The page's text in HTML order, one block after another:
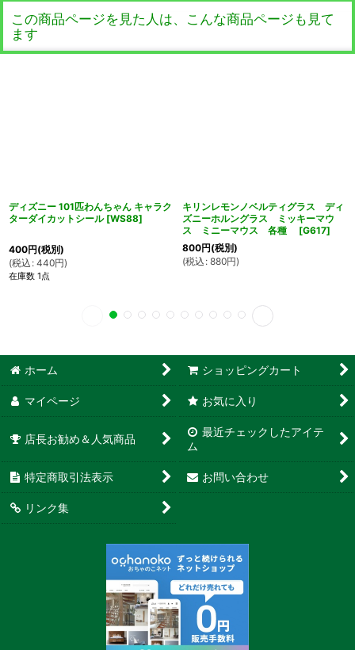
この商品ページを見た人は、こんな商品ページも見て
ます
ディズニー 101匹わんちゃん キャラク
ターダイカットシール [WS88]
400円(税別)
(税込 : 440円)
在庫数 1点
キリンレモンノベルティグラス ディ
ズニーホルングラス ミッキーマウ
ス ミニーマウス 各種
[G617]
800円(税別)
(税込 : 880円)
ホーム ショッピングカート
マイページ お気に入り
店長お勧め＆人気商品
最近チェックしたアイテ
ム
特定商取引法表示 お問い合わせ
リンク集